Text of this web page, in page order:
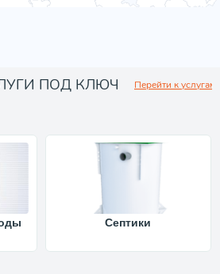
ПОД КЛЮЧ Перейти к услугам
Септики